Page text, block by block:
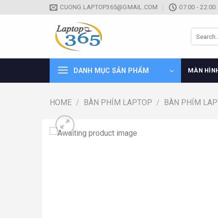
to
CUONG.LAPTOP365@GMAIL.COM 07:00 - 22:00
DANH MỤC SẢN PHẨM MÀN
HOME / BÀN PHÍM LAPTOP / BÀN PHÍM